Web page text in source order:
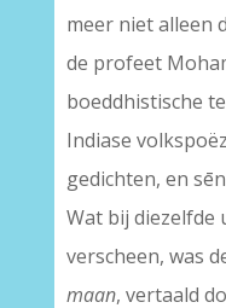
meer niet alleen
de profeet
boeddhistische
Indiase
gedichten, en
Wat bij diezelfde
verscheen, was
maan, vertaald